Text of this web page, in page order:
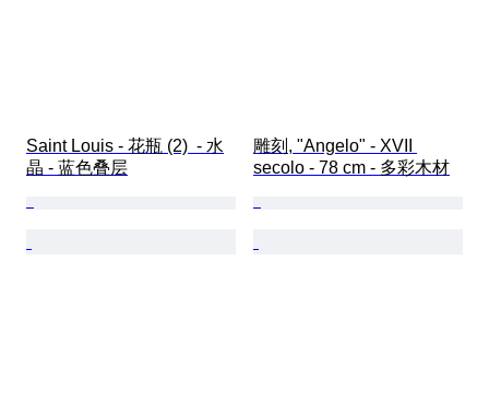
Saint Louis - 花瓶 (2)  - 水
晶 - 蓝色叠层
雕刻, "Angelo" - XVII
secolo - 78 cm - 多彩木材